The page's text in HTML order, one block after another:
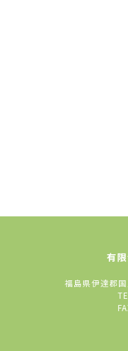
有
福島県伊達郡